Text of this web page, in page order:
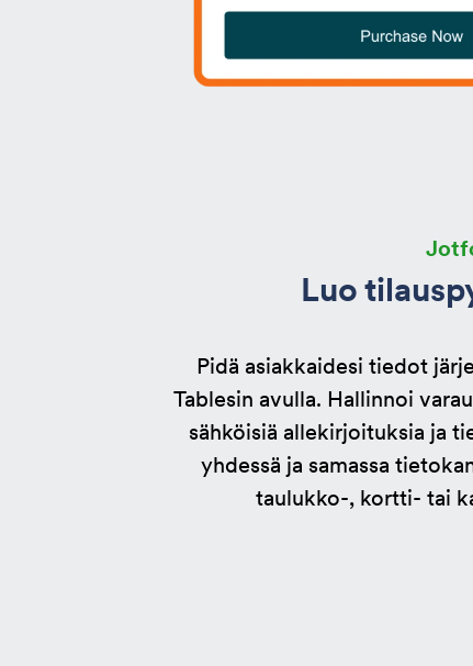
Luo
Pidä asiakkaidesi tiedot
Tablesin avulla. Hallinnoi
sähköisiä allekirjoituksia ja
yhdessä ja samassa
taulukko-, kortti- tai